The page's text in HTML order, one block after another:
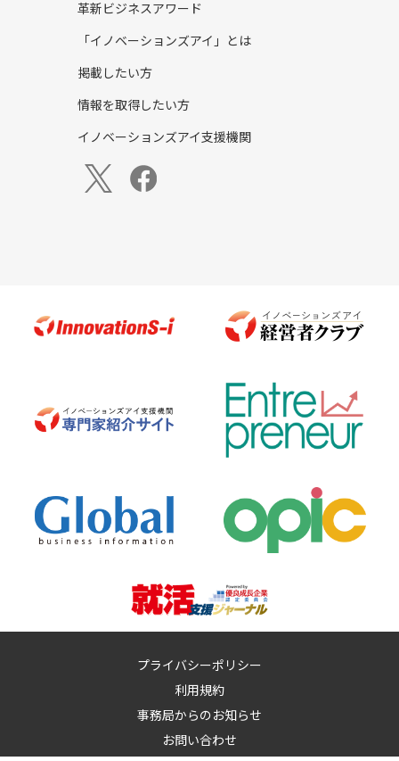
革新ビジネスアワード
「イノベーションズアイ」とは
掲載したい方
情報を取得したい方
イノベーションズアイ支援機関
プライバシーポリシー
利用規約
事務局からのお知らせ
お問い合わせ